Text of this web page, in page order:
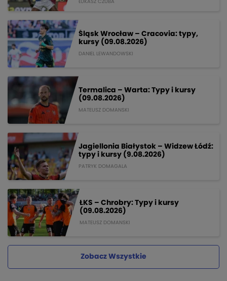
ŁUKASZ CZUBA
Śląsk Wrocław – Cracovia: typy,
kursy (09.08.2026)
DANIEL LEWANDOWSKI
Termalica – Warta: Typy i kursy
(09.08.2026)
MATEUSZ DOMANSKI
Jagiellonia Białystok – Widzew Łódź:
typy i kursy (9.08.2026)
PATRYK DOMAGALA
ŁKS – Chrobry: Typy i kursy
(09.08.2026)
MATEUSZ DOMANSKI
Zobacz Wszystkie